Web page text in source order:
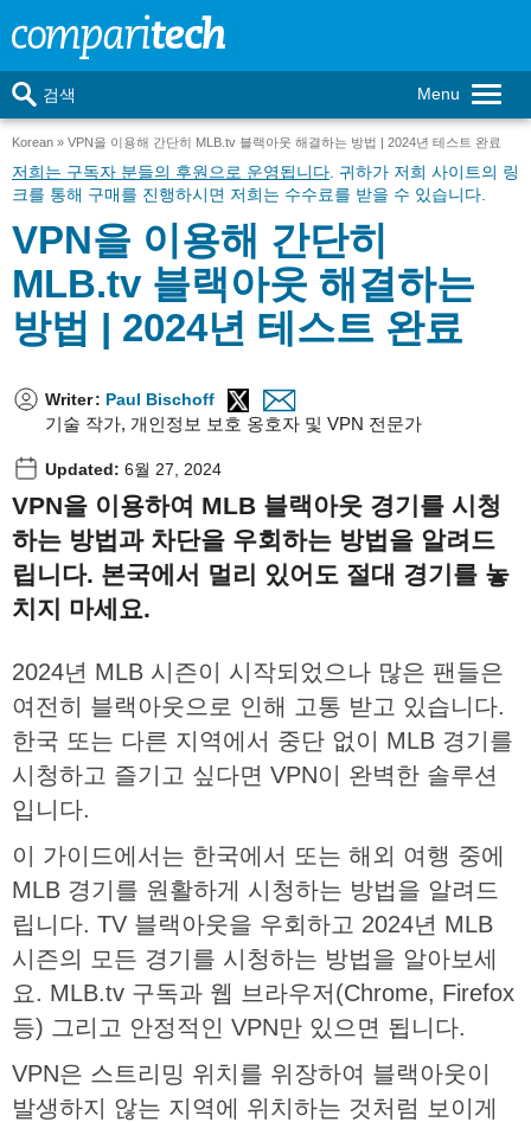
Menu
검색
Korean VPN을 이용해 간단히 MLB.tv 블랙아웃 해결하는 방법 | 2024년 테스트 완료
저희는 구독자 분들의 후원으로 운영됩니다 . 귀하가 저희 사이트의 링
크를 통해 구매를 진행하시면 저희는 수수료를 받을 수 있습니다.
VPN을 이용해 간단히
MLB.tv 블랙아웃 해결하는
방법 | 2024년 테스트 완료
Writer: Paul Bischoff
기술 작가, 개인정보 보호 옹호자 및 VPN 전문가
Updated: 6월 27, 2024
VPN을 이용하여 MLB 블랙아웃 경기를 시청
하는 방법과 차단을 우회하는 방법을 알려드
립니다. 본국에서 멀리 있어도 절대 경기를 놓
치지 마세요.
2024년 MLB 시즌이 시작되었으나 많은 팬들은
여전히
블랙아웃으로 인해 고통 받고 있습니다.
한국 또는 다른 지역에서 중단 없이 MLB 경기를
시청하고 즐기고 싶다면 VPN이 완벽한 솔루션
입니다.
이
가이드에서는 한국에서 또는 해외 여행 중에
MLB 경기를 원활하게 시청하는 방법을 알려드
립니다. TV ​​ 블랙아웃을 우회하고 2024년 MLB
시즌의
모든 경기를 시청하는 방법을 알아보세
요. MLB.tv 구독과 웹 브라우저 (Chrome, Firefox
등) 그리고 안정적인 VPN만 있으면 됩니다.
VPN은 스트리밍 위치를 위장하여 블랙아웃이
발생하지
않는 지역에 위치하는 것처럼 보이게